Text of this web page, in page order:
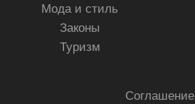
Мода и стиль
Законы
Туризм
Соглашение